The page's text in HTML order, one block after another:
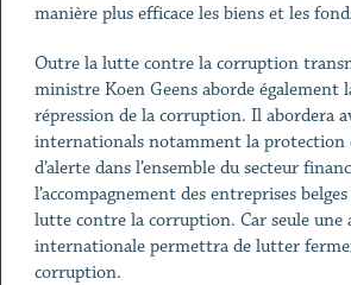
manière plus efficace les biens et les
Outre la lutte contre la corruption
ministre Koen Geens aborde également
répression de la corruption. Il abordera
internationals notamment la protection
d’alerte dans l’ensemble du secteur
l’accompagnement des entreprises
lutte contre la corruption. Car seule une
internationale permettra de lutter
corruption.